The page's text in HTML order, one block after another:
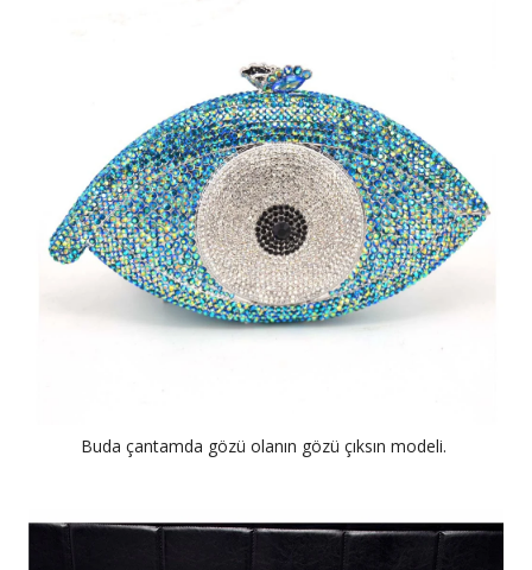
Buda çantamda gözü olanın gözü çıksın modeli.